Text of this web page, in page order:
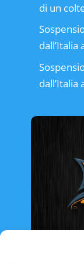
di un
dall’Italia
dall’Italia